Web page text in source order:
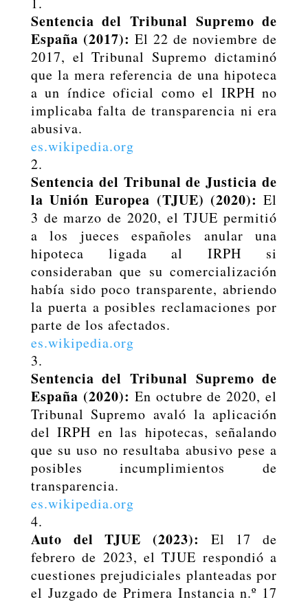
Sentencia del Tribunal Supremo de
España (2017): El 22 de noviembre de
2017, el Tribunal Supremo dictaminó
que la mera referencia de una hipoteca
a un índice oficial como el IRPH no
implicaba falta de transparencia ni era
abusiva.
es.wikipedia.org
Sentencia del Tribunal de Justicia de
la Unión Europea (TJUE) (2020): El
3 de marzo de 2020, el TJUE permitió
a los jueces españoles anular una
hipoteca ligada al IRPH si
consideraban que su comercialización
había sido poco transparente, abriendo
la puerta a posibles reclamaciones por
parte de los afectados.
es.wikipedia.org
Sentencia del Tribunal Supremo de
España (2020): En octubre de 2020, el
Tribunal Supremo avaló la aplicación
del IRPH en las hipotecas, señalando
que su uso no resultaba abusivo pese a
posibles incumplimientos de
transparencia.
es.wikipedia.org
Auto del TJUE (2023):
El 17 de
febrero de 2023, el TJUE respondió a
cuestiones prejudiciales planteadas por
el Juzgado de Primera Instancia n.º 17